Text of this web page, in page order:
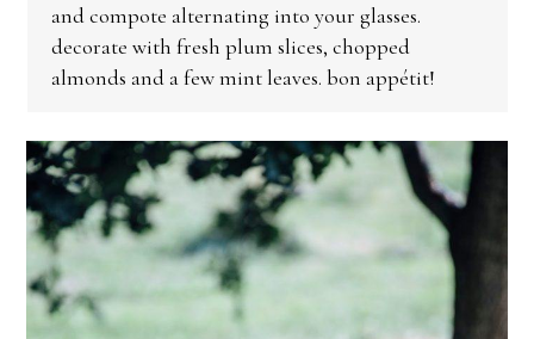
and compote alternating into your glasses.
decorate with fresh plum slices, chopped
almonds and a few mint leaves. bon appétit!